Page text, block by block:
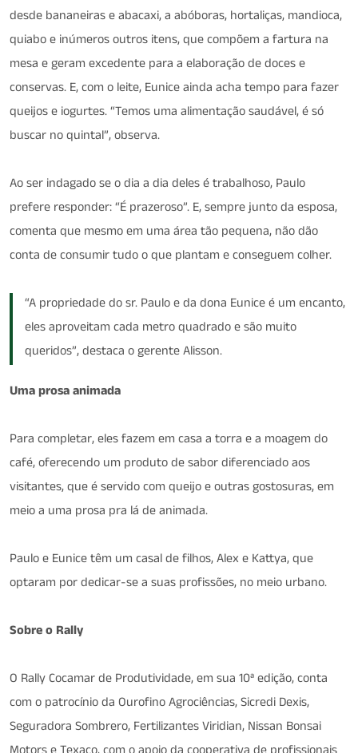
desde bananeiras e abacaxi, a abóboras, hortaliças, mandioca,
quiabo e inúmeros outros itens, que compõem a fartura na
mesa e geram excedente para a elaboração de doces e
conservas. E, com o leite, Eunice ainda acha tempo para fazer
queijos e iogurtes. “Temos uma alimentação saudável, é só
buscar no quintal”, observa.
Ao ser indagado se o dia a dia deles é trabalhoso, Paulo
prefere responder: “É prazeroso”. E, sempre junto da esposa,
comenta que mesmo em uma área tão pequena, não dão
conta de consumir tudo o que plantam e conseguem colher.
“A propriedade do sr. Paulo e da dona Eunice é um encanto,
eles aproveitam cada metro quadrado e são muito
queridos”, destaca o gerente Alisson.
Uma prosa animada
Para completar, eles fazem em casa a torra e a moagem do
café, oferecendo um produto de sabor diferenciado aos
visitantes, que é servido com queijo e outras gostosuras, em
meio a uma prosa pra lá de animada.
Paulo e Eunice têm um casal de filhos, Alex e Kattya, que
optaram por dedicar-se a suas profissões, no meio urbano.
Sobre o Rally
O Rally Cocamar de Produtividade, em sua 10ª edição, conta
com o patrocínio da Ourofino Agrociências, Sicredi Dexis,
Seguradora Sombrero, Fertilizantes Viridian, Nissan Bonsai